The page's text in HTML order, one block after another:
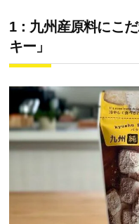
1：九州産原料にこ
キー」